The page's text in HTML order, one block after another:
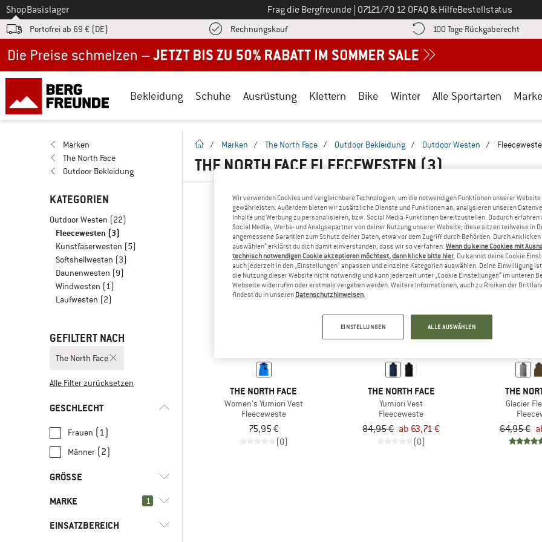
Zum
ShopBasislager Frag die Bergfreunde Ruf uns an unter
07121/70 12 0FAQ & HilfeBestellstatus
Portofrei ab 69 € (DE) RechnungskaufFinde die Zahlungs-Infos hier! Öffnet sich in einer Infobox
100 Tage Rückgaberecht
Bekleidung Schuhe Ausrüstung Klettern Bike Winter Alle Sportarten
Marken
The North Face
Outdoor Bekleidung
KATEGORIEN
Outdoor Westen (22)
Fleecewesten (3)
Kunstfaserwesten (5)
Softshellwesten (3)
Daunenwesten (9)
Windwesten (1)
Laufwesten (2)
GEFILTERT NACH
The North Face
Alle Filter zurücksetzen
GESCHLECHT
Frauen (1)
Männer (2)
GRÖSSE
XS XL
XXL
MARKE 1
EINSATZBEREICH
Startseite
/ Marken / The North Face / Outdoor Bekleidung / Outdoor Westen /
THE NORTH FACE FLEECEWESTEN(3)
THE NORTH FACE
Women's Yumiori Vest
Fleeceweste
75,95 €
(0)
bis 25%
THE NORTH FACE
Yumiori Vest
Fleeceweste
84,95 € ab 63,71 €
(0)
THE
Glacier
64,95 €
Wir verwenden Cookies und vergleichbare Technologien, um die notwendigen Funktionen unserer Website
gewährleisten. Außerdem bieten wir zusätzliche Dienste und Funktionen an, analysieren unseren
Inhalte und Werbung zu personalisieren, bzw. Social Media-Funktionen bereitzustellen. Dadurch erfahren
Social Media-, Werbe- und Analysepartner von deiner Nutzung unserer Website; diese sitzen teilweise in
angemessene Garantien zum Schutz deiner Daten, etwa vor dem Zugriff durch Behörden. Durch Anklicken
auswählen“ erklärst du dich damit einverstanden, dass wir so verfahren. Wenn du keine Cookies mit
technisch notwendigen Cookie akzeptieren möchtest, dann klicke bitte hier. Du kannst deine Cookie
auch jederzeit in den „Einstellungen“ anpassen und einzelne Kategorien auswählen. Deine Einwilligung
die Nutzung dieser Website nicht notwendig und kann jederzeit unter „Cookie Einstellungen“ im unteren
Webseite widerrufen oder erstmals vergeben werden. Weitere Informationen, auch zu Risiken der
findest du in unseren Datenschutzhinweisen.
EINSTELLUNGEN ALLE AUSWÄHLEN